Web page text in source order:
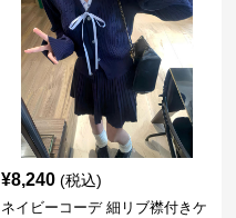
¥8,240 (税込)
ネイビーコーデ 細リブ襟付きケ